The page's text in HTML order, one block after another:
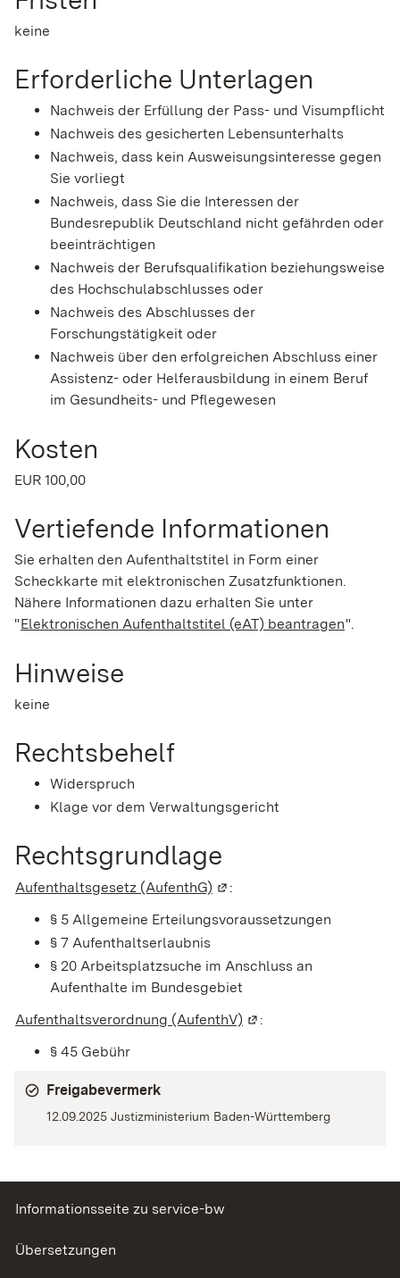
keine
Erforderliche Unterlagen
Nachweis der Erfüllung der Pass- und Visumpflicht
Nachweis des gesicherten Lebensunterhalts
Nachweis, dass kein Ausweisungsinteresse gegen
Sie vorliegt
Nachweis, dass Sie die Interessen der
Bundesrepublik Deutschland nicht gefährden oder
beeinträchtigen
Nachweis der Berufsqualifikation beziehungsweise
des Hochschulabschlusses oder
Nachweis des Abschlusses der
Forschungstätigkeit oder
Nachweis über den erfolgreichen Abschluss einer
Assistenz- oder Helferausbildung in einem Beruf
im Gesundheits- und Pflegewesen
Kosten
EUR 100,00
Vertiefende Informationen
Sie erhalten den Aufenthaltstitel in Form einer
Scheckkarte mit elektronischen Zusatzfunktionen.
Nähere Informationen dazu erhalten Sie unter
"Elektronischen Aufenthaltstitel (eAT) beantragen".
Hinweise
keine
Rechtsbehelf
Widerspruch
Klage vor dem Verwaltungsgericht
Rechtsgrundlage
Aufenthaltsgesetz (AufenthG) (Wird in einem neuen
:
§ 5 Allgemeine Erteilungsvoraussetzungen
§ 7 Aufenthaltserlaubnis
§ 20 Arbeitsplatzsuche im Anschluss an
Aufenthalte im Bundesgebiet
Aufenthaltsverordnung (AufenthV) (Wird in einem neuen
:
§ 45 Gebühr
Freigabevermerk
12.09.2025 Justizministerium Baden-Württemberg
Informationsseite zu service-bw
Übersetzungen